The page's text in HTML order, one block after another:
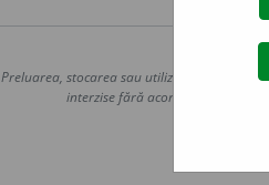
Preluarea, stocarea sau utilizarea datelor
interzise fără acordul nostru